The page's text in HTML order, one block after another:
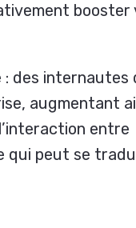
booster
des internautes
augmentant
entre
qui peut se